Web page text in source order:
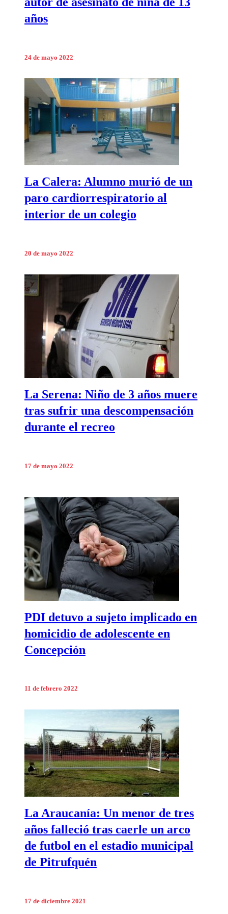
años
24 de mayo 2022
La Calera: Alumno murió de un
paro cardiorrespiratorio al
interior de un colegio
20 de mayo 2022
La Serena: Niño de 3 años muere
tras sufrir una descompensación
durante el recreo
17 de mayo 2022
PDI detuvo a sujeto implicado en
homicidio de adolescente en
Concepción
11 de febrero 2022
La Araucanía: Un menor de tres
años falleció tras caerle un arco
de futbol en el estadio municipal
de Pitrufquén
17 de diciembre 2021